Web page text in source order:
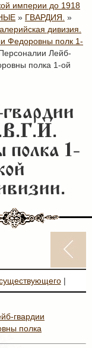
империи до 1918
» ГВАРДИЯ. »
дивизия.
Федоровны полк 1-
Лейб-
полка 1-ой
1-
|
гвардии
полка